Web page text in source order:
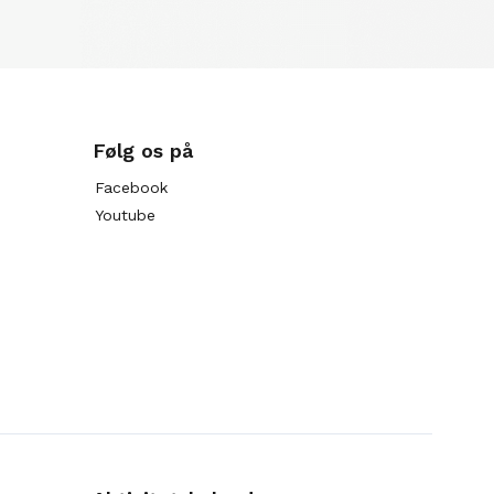
Følg os på
Facebook
Youtube